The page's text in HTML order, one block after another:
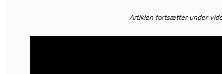
Artiklen fortsætter under